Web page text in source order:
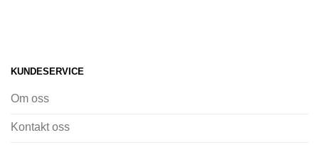
KUNDESERVICE
Om oss
Kontakt oss